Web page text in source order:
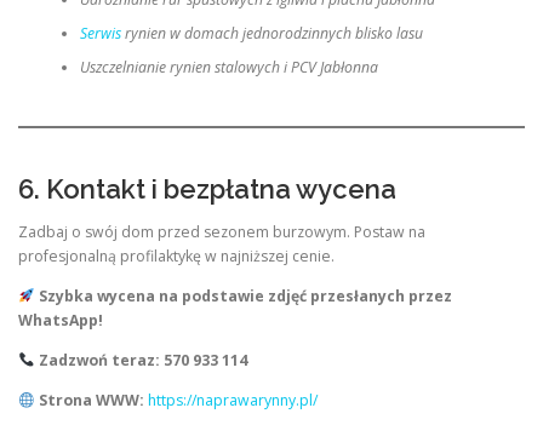
Serwisrynien w domach jednorodzinnych blisko lasu
Uszczelnianie rynien stalowych i PCV Jabłonna
6. Kontakt i bezpłatna wycena
Zadbaj o swój dom przed sezonem burzowym. Postaw na
profesjonalną profilaktykę w najniższej cenie.
Szybka wycena na podstawie zdjęć przesłanych przez
WhatsApp!
Zadzwoń teraz: 570 933 114
Strona WWW: https://naprawarynny.pl/